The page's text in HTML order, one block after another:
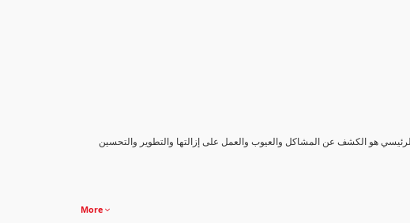
هو الكشف عن المشاكل والعيوب والعمل على إزالتها والتطوير والتحسين
More